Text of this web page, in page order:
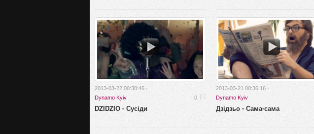
2013-03-22 00:38:46 ·
Dynamo Kyiv
0
DZIDZIO - Сусіди
2013-03-21 00:36:16 ·
Dynamo Kyiv
Дзідзьо - Сама-сама